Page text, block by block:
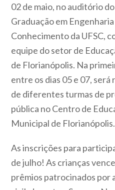
02 de maio, no auditório
Graduação em
Conhecimento da UFSC,
equipe do setor de
de Florianópolis. Na
entre os dias 05 e 07, será
de diferentes turmas de
pública no Centro de
Municipal de Florianópolis.
As inscrições para
de julho! As crianças
prêmios patrocinados por